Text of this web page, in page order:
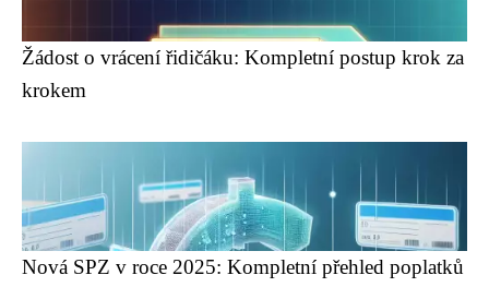
Žádost o vrácení řidičáku: Kompletní postup krok za
krokem
Nová SPZ v roce 2025: Kompletní přehled poplatků